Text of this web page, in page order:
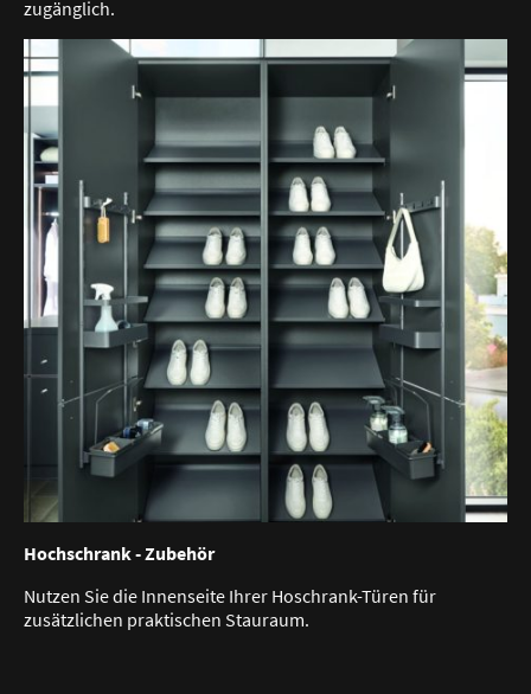
zugänglich.
Hochschrank - Zubehör
Nutzen Sie die Innenseite Ihrer Hoschrank-Türen für
zusätzlichen praktischen Stauraum.